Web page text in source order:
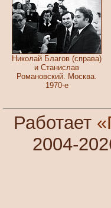
Николай Благов (справа)
и Станислав
Романовский. Москва.
1970-е
Работает
2004-